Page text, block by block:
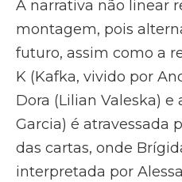
A narrativa não linear
montagem, pois
futuro, assim como a
K (Kafka, vivido por
Dora (Lilian Valeska) e
Garcia) é atravessada
das cartas, onde
interpretada por